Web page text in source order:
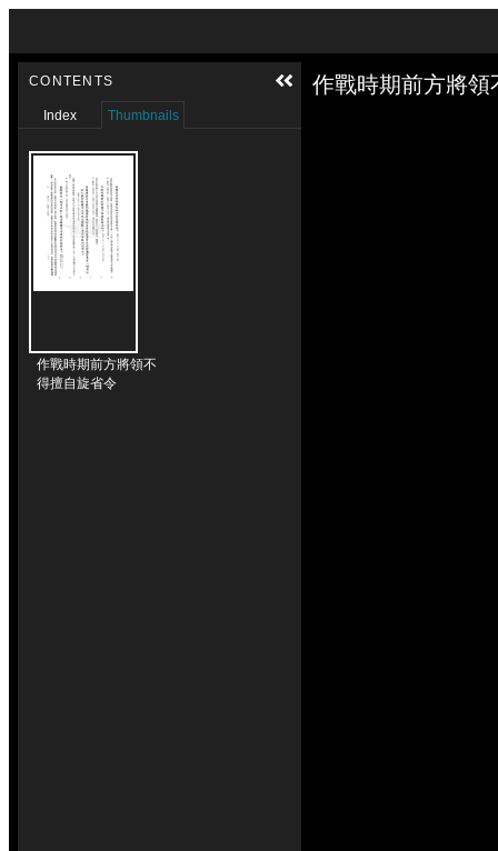
Media Viewer
作戰時期前方將
CONTENTS
Index Thumbnails
作戰時期前方將領不
得擅自旋省令